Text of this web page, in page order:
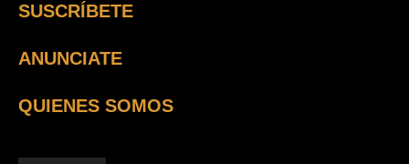
SUSCRÍBETE
ANUNCIATE
QUIENES SOMOS